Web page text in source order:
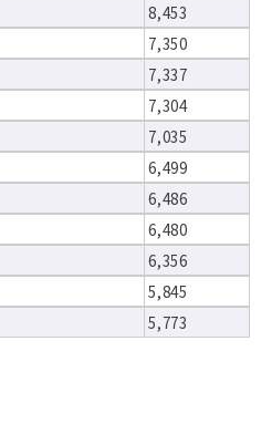
8,453
7,350
7,337
7,304
7,035
6,499
6,486
6,480
6,356
5,845
5,773